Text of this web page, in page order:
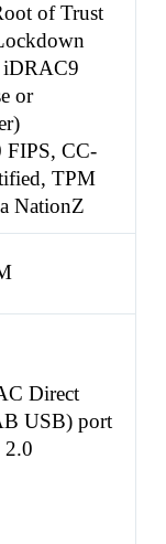
of Trust
iDRAC9
or
FIPS, CC-
TPM
NationZ
Direct
USB) port
2.0